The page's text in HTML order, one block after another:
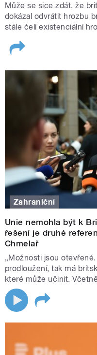
Může se sice zdát, že
dokázal odvrátit hrozbu
stále čelí existenciální
Zahraniční
Unie nemohla být k
řešení je druhé
Chmelař
„Možnosti jsou
prodloužení, tak má
které může učinit.